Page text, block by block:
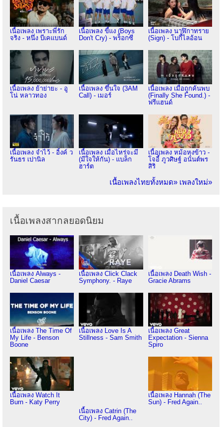
เนื้อเพลง เพราะพี่รัก
จริง - หนึ่ง บีเคแบนด์
เนื้อเพลง ขี้แง (Boys
Don't Cry) - พร็อกซี
เนื้อเพลง นาฬิกาทราย
(Sign) - โบกี้ไลอ้อน
เนื้อเพลง ย้าย่ายะ - อู
โน่ หลาวทอง
เนื้อเพลง ขึ้นใจ (3AM
Call) - เมอร์
เนื้อเพลง เมื่อถูกค้นพบ
(Finally She Found.) -
ฟรีแฮนด์
เนื้อเพลง จำไว้ - อิ้งค์ ว
รันธร เปานิล
เนื้อเพลง เมื่อไหร่จะมี
(มีใจให้กัน) - แบล็ก
ฮาร์ต
เนื้อเพลง หม้อหุงข้าว -
โจอี้ ภูวศิษฐ์ อนันต์พร
สิริ
เนื้อเพลงไทยทั้งหมด» เพลงใหม่»
เนื้อเพลงสากลยอดนิยม
เนื้อเพลง Always -
Daniel Caesar
เนื้อเพลง Click Clack
Symphony. - Raye
เนื้อเพลง Death Wish -
Gracie Abrams
เนื้อเพลง The Time Of
My Life - Benson
Boone
เนื้อเพลง Love Is A
Stillness - Sam Smith
เนื้อเพลง Great
Expectation - Sienna
Spiro
เนื้อเพลง Watch It
Burn - Katy Perry
เนื้อเพลง Catrin (The
City) - Fred Again..
เนื้อเพลง Hannah (The
Sun) - Fred Again..